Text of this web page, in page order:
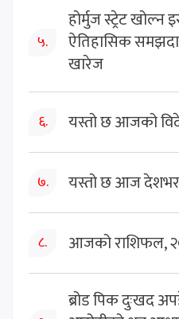
५.
होर्मुज स्ट्रेट खोल्न
ऐतिहासिक
खारेज
६. यस्तो छ आजको
७. यस्तो छ आज
८. आजको राशिफल,
ब्रोड पिक दुःखद